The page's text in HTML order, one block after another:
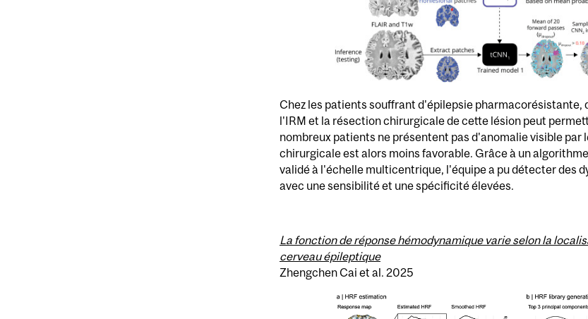
Chez les patients souffrant d'épilepsie pharmacorésistante,
l'IRM et la résection chirurgicale de cette lésion peut
nombreux patients ne présentent pas d'anomalie visible
chirurgicale est alors moins favorable. Grâce à un
validé à l'échelle multicentrique, l'équipe a pu détecter des
avec une sensibilité et une spécificité élevées.
La fonction de réponse hémodynamique varie selon la
cerveau épileptique
Zhengchen Cai et al. 2025